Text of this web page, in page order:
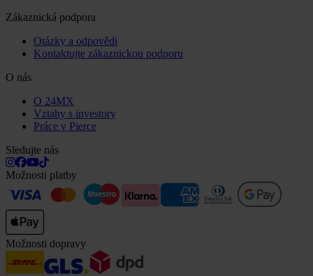
Zákaznická podpora
Otázky a odpovědi
Kontaktujte zákaznickou podporu
O nás
O 24MX
Vztahy s investory
Práce v Pierce
Sledujte nás
Možnosti platby
Možnosti dopravy